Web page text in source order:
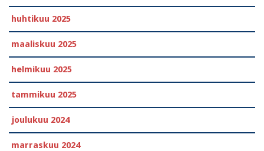
huhtikuu 2025
maaliskuu 2025
helmikuu 2025
tammikuu 2025
joulukuu 2024
marraskuu 2024